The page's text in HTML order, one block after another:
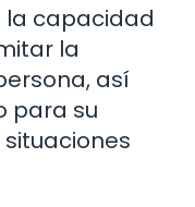
capacidad
la
así
para su